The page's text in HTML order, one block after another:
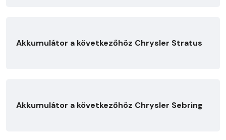
Akkumulátor a következőhöz Chrysler Stratus
Akkumulátor a következőhöz Chrysler Sebring